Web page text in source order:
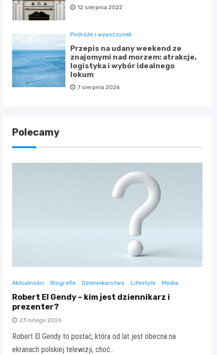
12 sierpnia 2022
Podróże i wypoczynek
Przepis na udany weekend ze
znajomymi nad morzem: atrakcje,
logistyka i wybór idealnego
lokum
7 sierpnia 2026
Polecamy
Aktualności Biografie Dziennikarstwo Lifestyle Media
Robert El Gendy – kim jest dziennikarz i
prezenter?
23 lutego 2026
Robert El Gendy to postać, która od lat jest obecna na
ekranach polskiej telewizji, choć…